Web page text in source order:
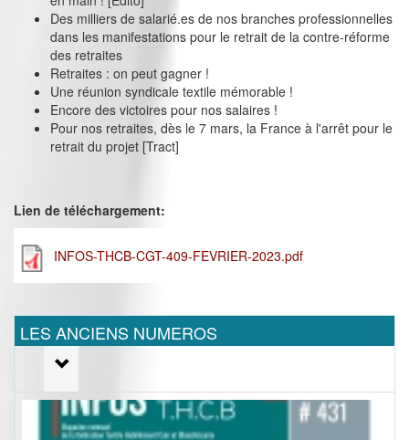
Des milliers de salarié.es de nos branches professionnelles
dans les manifestations pour le retrait de la contre-réforme
des retraites
Retraites : on peut gagner !
Une réunion syndicale textile mémorable !
Encore des victoires pour nos salaires !
Pour nos retraites, dès le 7 mars, la France à l'arrêt pour le
retrait du projet [Tract]
Lien de téléchargement:
INFOS-THCB-CGT-409-FEVRIER-2023.pdf
LES ANCIENS NUMEROS